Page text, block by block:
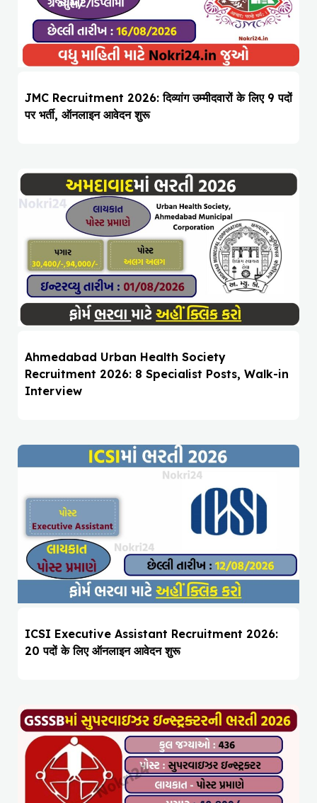
JMC Recruitment 2026: दिव्यांग उम्मीदवारों के लिए 9 पदों
पर भर्ती, ऑनलाइन आवेदन शुरू
Ahmedabad Urban Health Society
Recruitment 2026: 8 Specialist Posts, Walk-in
Interview
ICSI Executive Assistant Recruitment 2026:
20 पदों के लिए ऑनलाइन आवेदन शुरू